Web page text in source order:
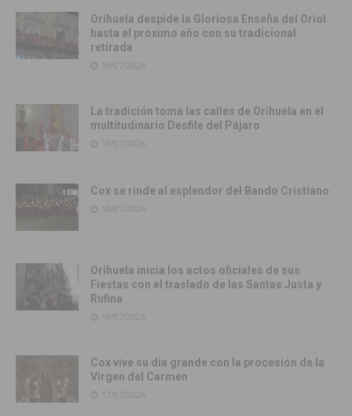
Orihuela despide la Gloriosa Enseña del Oriol
hasta el próximo año con su tradicional
retirada
19/07/2026
La tradición toma las calles de Orihuela en el
multitudinario Desfile del Pájaro
19/07/2026
Cox se rinde al esplendor del Bando Cristiano
18/07/2026
Orihuela inicia los actos oficiales de sus
Fiestas con el traslado de las Santas Justa y
Rufina
18/07/2026
Cox vive su día grande con la procesión de la
Virgen del Carmen
17/07/2026